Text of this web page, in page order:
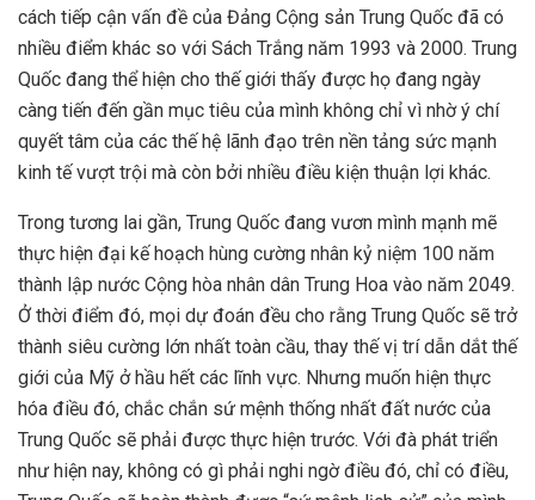
cách tiếp cận vấn đề của Đảng Cộng sản Trung Quốc đã có
nhiều điểm khác so với Sách Trắng năm 1993 và 2000. Trung
Quốc đang thể hiện cho thế giới thấy được họ đang ngày
càng tiến đến gần mục tiêu của mình không chỉ vì nhờ ý chí
quyết tâm của các thế hệ lãnh đạo trên nền tảng sức mạnh
kinh tế vượt trội mà còn bởi nhiều điều kiện thuận lợi khác.
Trong tương lai gần, Trung Quốc đang vươn mình mạnh mẽ
thực hiện đại kế hoạch hùng cường nhân kỷ niệm 100 năm
thành lập nước Cộng hòa nhân dân Trung Hoa vào năm 2049.
Ở thời điểm đó, mọi dự đoán đều cho rằng Trung Quốc sẽ trở
thành siêu cường lớn nhất toàn cầu, thay thế vị trí dẫn dắt thế
giới của Mỹ ở hầu hết các lĩnh vực. Nhưng muốn hiện thực
hóa điều đó, chắc chắn sứ mệnh thống nhất đất nước của
Trung Quốc sẽ phải được thực hiện trước. Với đà phát triển
như hiện nay, không có gì phải nghi ngờ điều đó, chỉ có điều,